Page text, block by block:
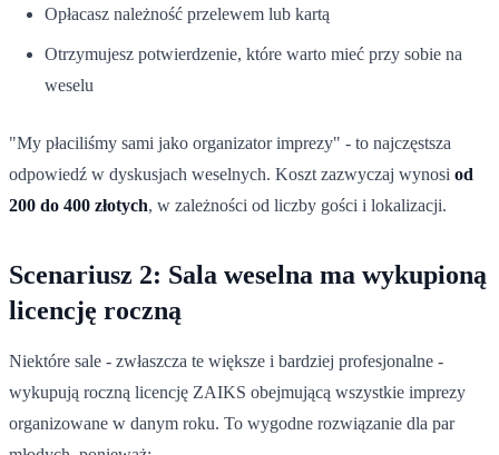
Opłacasz należność przelewem lub kartą
Otrzymujesz potwierdzenie, które warto mieć przy sobie na
weselu
"My płaciliśmy sami jako organizator imprezy" - to najczęstsza
odpowiedź w dyskusjach weselnych. Koszt zazwyczaj wynosi od
200 do 400 złotych, w zależności od liczby gości i lokalizacji.
Scenariusz 2: Sala weselna ma wykupioną
licencję roczną
Niektóre sale - zwłaszcza te większe i bardziej profesjonalne -
wykupują roczną licencję ZAIKS obejmującą wszystkie imprezy
organizowane w danym roku. To wygodne rozwiązanie dla par